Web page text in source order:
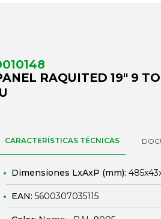
RAQUITED 19" 9
CARACTERÍSTICAS TÉCNICAS
Dimensiones LxAxP (mm):
EAN: 5600307035115